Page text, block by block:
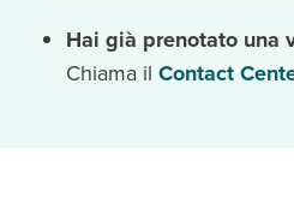
Hai già prenotato una
Chiama il Contact